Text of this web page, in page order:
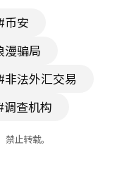
币安
漫骗局
非法外汇交易
调查机构
止转载。